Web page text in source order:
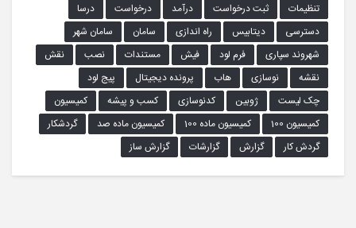
تنظیمات
ثبت درخواست درآمد درخواست
درسا
دسترسی
دیتابیس راه اندازی سامان
سامان شهر
شهروند سپاری
فرم لود فیش مستندات نصب
نقش
نقشه
نوسازی هاب پرونده دیجیتال
پیج لود
چک لیست
ژوبین کدنوسازی کسب و پیشه
کمیسیون
کمیسیون 100
کمیسیون ماده 100 کمیسیون ماده صد
گردشکار
گردش کار
گزارش گزارشات گزارش ساز